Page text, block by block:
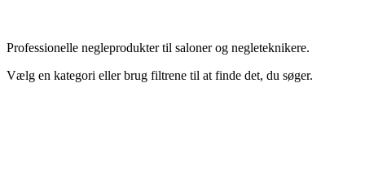
Professionelle negleprodukter til saloner og negleteknikere.
Vælg en kategori eller brug filtrene til at finde det, du søger.